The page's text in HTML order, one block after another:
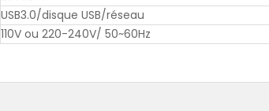
USB3.0/disque USB/réseau
110V ou 220-240V/ 50~60Hz